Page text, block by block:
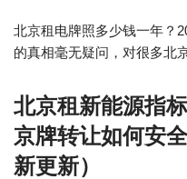
北京租电牌照多少钱一年？
的真相毫无疑问，对很多北
北京租新能源指
京牌转让如何安
新更新）